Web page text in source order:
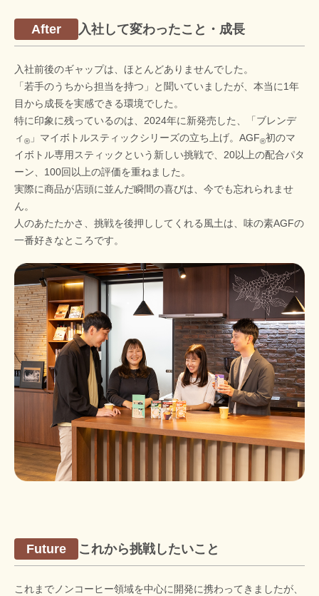
After 入社して変わったこと・成長
入社前後のギャップは、ほとんどありませんでした。
「若手のうちから担当を持つ」と聞いていましたが、本当に1年
目から成長を実感できる環境でした。
特に印象に残っているのは、2024年に新発売した、「ブレンデ
ィ ® 」マイボトルスティックシリーズの立ち上げ。AGF®初のマ
イボトル専用スティックという新しい挑戦で、20以上の配合パタ
ーン、100回以上の評価を重ねました。
実際に商品が店頭に並んだ瞬間の喜びは、今でも忘れられませ
ん。
人のあたたかさ、挑戦を後押ししてくれる風土は、味の素AGFの
一番好きなところです。
Future これから挑戦したいこと
これまでノンコーヒー領域を中心に開発に携わってきましたが、